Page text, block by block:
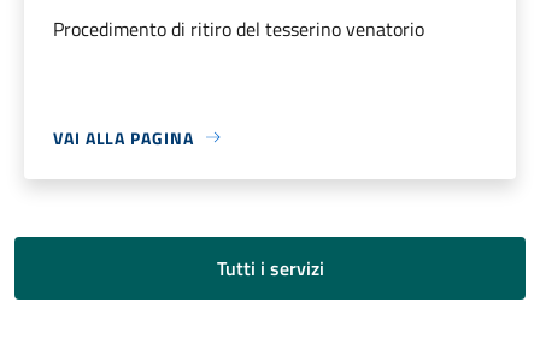
Procedimento di ritiro del tesserino venatorio
VAI ALLA PAGINA
Tutti i servizi